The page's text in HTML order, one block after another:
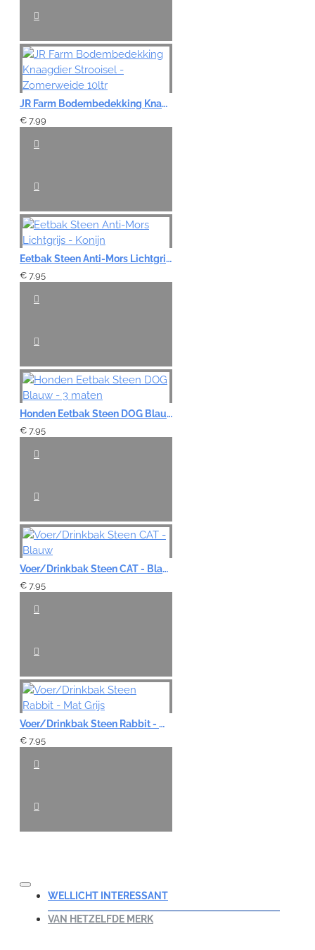
JR Farm Bodembedekking Knaagdier Strooisel - Zomerweide 10ltr
€ 7,99
Eetbak Steen Anti-Mors Lichtgrijs - Konijn
€ 7,95
Honden Eetbak Steen DOG Blauw - 3 maten
€ 7,95
Voer/Drinkbak Steen CAT - Blauw
€ 7,95
Voer/Drinkbak Steen Rabbit - Mat Grijs
€ 7,95
WELLICHT INTERESSANT
VAN HETZELFDE MERK